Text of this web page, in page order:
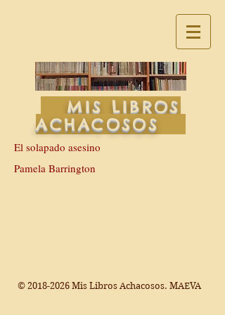
MIS LIBROS
ACHACOSOS
El solapado asesino
Pamela Barrington
© 2018-2026 Mis Libros Achacosos. MAEVA